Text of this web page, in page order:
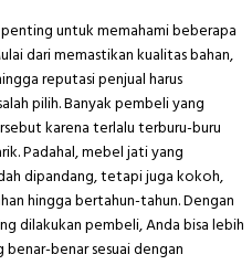
untuk memahami beberapa
dari memastikan kualitas bahan,
reputasi penjual harus
pilih. Banyak pembeli yang
karena terlalu terburu-buru
Padahal,mebel jatiyang
dipandang, tetapi juga kokoh,
hingga bertahun-tahun. Dengan
dilakukan pembeli, Anda bisa lebih
benar sesuai dengan